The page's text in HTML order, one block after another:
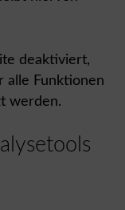
deaktiviert,
alle Funktionen
werden.